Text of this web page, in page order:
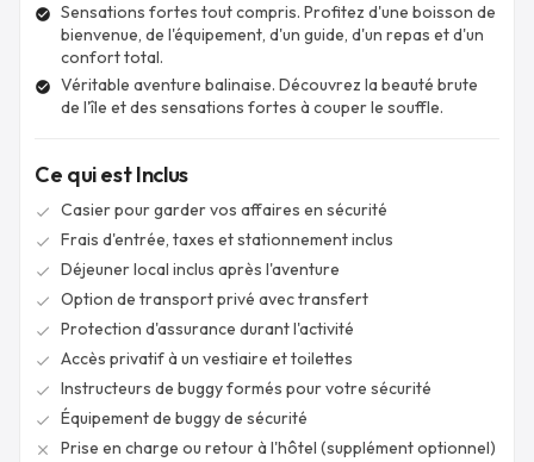
check_circle
Sensations fortes tout compris. Profitez d'une boisson de
bienvenue, de l'équipement, d'un guide, d'un repas et d'un
confort total.
check_circle
Véritable aventure balinaise. Découvrez la beauté brute
de l'île et des sensations fortes à couper le souffle.
Ce qui est Inclus
check Casier pour garder vos affaires en sécurité
check Frais d'entrée, taxes et stationnement inclus
check Déjeuner local inclus après l'aventure
check Option de transport privé avec transfert
check Protection d'assurance durant l'activité
check Accès privatif à un vestiaire et toilettes
check Instructeurs de buggy formés pour votre sécurité
check Équipement de buggy de sécurité
close Prise en charge ou retour à l'hôtel (supplément optionnel)